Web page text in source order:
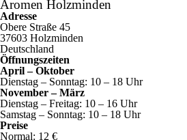
Aromen Holzminden
Adresse
Obere Straße 45
37603 Holzminden
Deutschland
Öffnungszeiten
April – Oktober
Dienstag – Sonntag: 10 – 18 Uhr
November – März
Dienstag – Freitag: 10 – 16 Uhr
Samstag – Sonntag: 10 – 18 Uhr
Preise
Normal: 12 €